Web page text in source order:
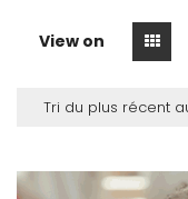
View on